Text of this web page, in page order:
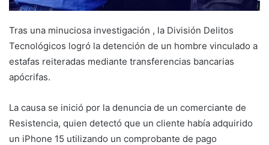
Tras una minuciosa investigación , la División Delitos
Tecnológicos logró la detención de un hombre vinculado a
estafas reiteradas mediante transferencias bancarias
apócrifas.
La causa se inició por la denuncia de un comerciante de
Resistencia, quien detectó que un cliente había adquirido
un iPhone 15 utilizando un comprobante de pago